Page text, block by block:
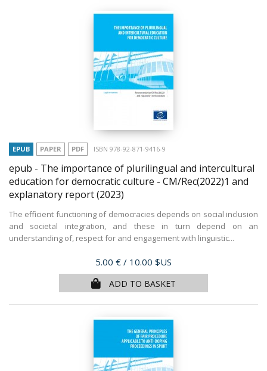
EPUB PAPER PDF ISBN 978-92-871-9416-9
epub - The importance of plurilingual and intercultural
education for democratic culture - CM/Rec(2022)1 and
explanatory report(2023)
The efficient functioning of democracies depends on social inclusion
and societal integration, and these in turn depend on an
understanding of, respect for and engagement with linguistic...
Price
5.00 € / 10.00 $US
ADD TO BASKET